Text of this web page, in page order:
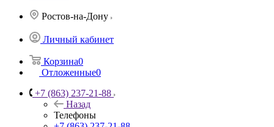
Ростов-на-Дону
Личный кабинет
Корзина0
Отложенные0
+7 (863) 237-21-88
Назад
Телефоны